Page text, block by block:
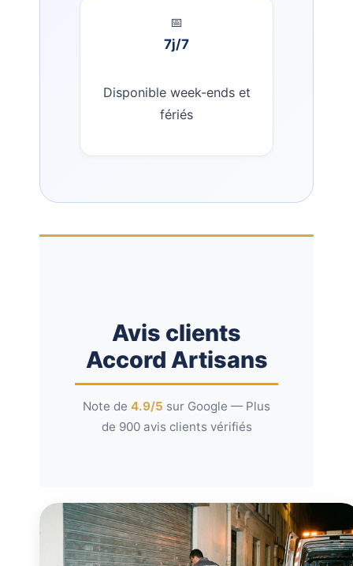
📅
7j/7
Disponible week-ends et
fériés
Avis clients
Accord Artisans
Note de 4.9/5 sur Google — Plus
de 900 avis clients vérifiés